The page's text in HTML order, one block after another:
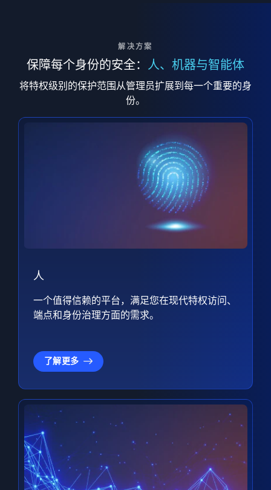
解决方案
保障每个身份的安全： 人、机器与智能体
将特权级别的保护范围从管理员扩展到每一个重要的身
份。
人
一个值得信赖的平台，满足您在现代特权访问、
端点和身份治理方面的需求。
了解更多